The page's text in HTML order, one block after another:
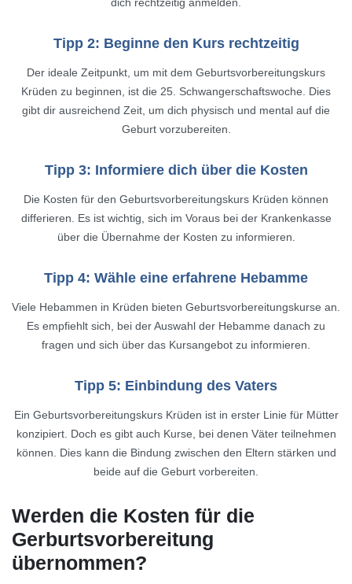
dich rechtzeitig anmelden.
Tipp 2: Beginne den Kurs rechtzeitig
Der ideale Zeitpunkt, um mit dem Geburtsvorbereitungskurs
Krüden zu beginnen, ist die 25. Schwangerschaftswoche. Dies
gibt dir ausreichend Zeit, um dich physisch und mental auf die
Geburt vorzubereiten.
Tipp 3: Informiere dich über die Kosten
Die Kosten für den Geburtsvorbereitungskurs Krüden können
differieren. Es ist wichtig, sich im Voraus bei der Krankenkasse
über die Übernahme der Kosten zu informieren.
Tipp 4: Wähle eine erfahrene Hebamme
Viele Hebammen in Krüden bieten Geburtsvorbereitungskurse an.
Es empfiehlt sich, bei der Auswahl der Hebamme danach zu
fragen und sich über das Kursangebot zu informieren.
Tipp 5: Einbindung des Vaters
Ein Geburtsvorbereitungskurs Krüden ist in erster Linie für Mütter
konzipiert. Doch es gibt auch Kurse, bei denen Väter teilnehmen
können. Dies kann die Bindung zwischen den Eltern stärken und
beide auf die Geburt vorbereiten.
Werden die Kosten für die
Gerburtsvorbereitung
übernommen?